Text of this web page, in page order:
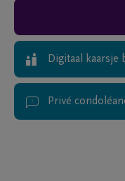
Digitaal kaarsje
Privé